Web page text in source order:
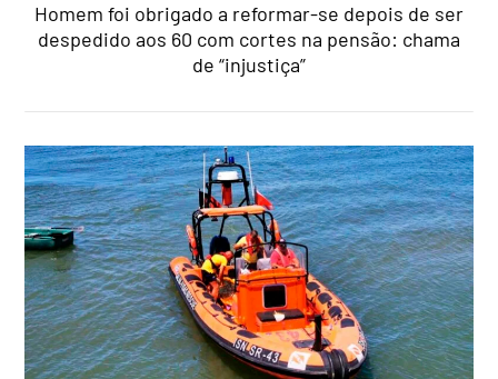
Homem foi obrigado a reformar-se depois de ser
despedido aos 60 com cortes na pensão: chama
de “injustiça”